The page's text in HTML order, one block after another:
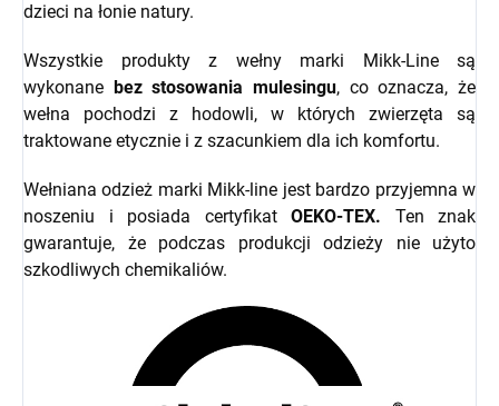
dzieci na łonie natury.
Wszystkie produkty z wełny marki Mikk-Line są
wykonane
bez stosowania mulesingu, co oznacza, że
wełna pochodzi z hodowli, w których zwierzęta są
traktowane etycznie i z szacunkiem dla ich komfortu.
Wełniana odzież marki Mikk-line jest bardzo przyjemna w
noszeniu i posiada certyfikat OEKO-TEX. Ten znak
gwarantuje, że podczas produkcji odzieży nie użyto
szkodliwych chemikaliów.